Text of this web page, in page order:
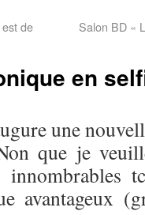
de
Salon BD «
en
une
que je
innombrables
avantageux